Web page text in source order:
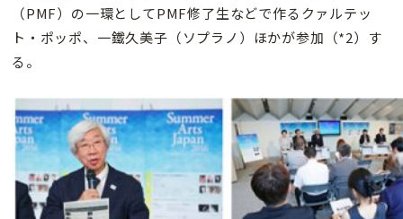
（PMF）の一環としてPMF修了生などで作るクァルテッ
ト・ポッポ、一鐵久美子（ソプラノ）ほかが参加（*2）す
る。